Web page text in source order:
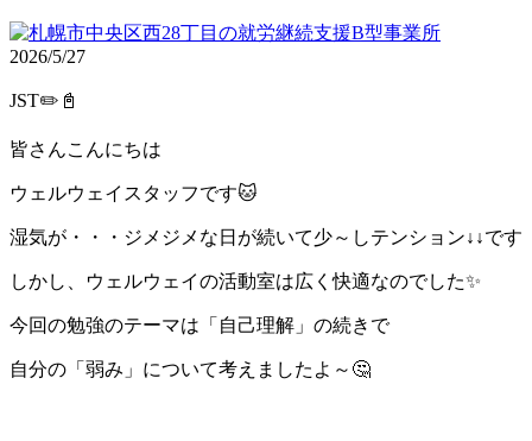
2026/5/27
JST✏️📓
皆さんこんにちは
ウェルウェイスタッフです🐱
湿気が・・・ジメジメな日が続いて少～しテンション↓↓です
しかし、ウェルウェイの活動室は広く快適なのでした✨
今回の勉強のテーマは「自己理解」の続きで
自分の「弱み」について考えましたよ～🤔